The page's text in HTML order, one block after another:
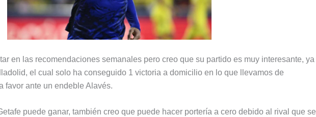
en las recomendaciones semanales pero creo que su partido es muy interesante, ya
el cual solo ha conseguido 1 victoria a domicilio en lo que llevamos de
favor ante un endeble Alavés.
puede ganar, también creo que puede hacer portería a cero debido al rival que se